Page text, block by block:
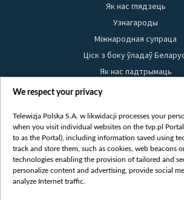
Як нас глядзець
Узнагароды
Міжнародная супраца
Ціск з боку ўладаў
Як нас падтрымаць
Правілы выкарыстання
Бяспека
Youtube
Белсат news
Белсат Shorts
We respect your privacy
Telewizja Polska S.A. w likwidacji processes your
when you visit individual websites on the tvp.pl
to as the Portal), including information saved using
track and store them, such as cookies, web beacons
technologies enabling the provision of tailored and
personalize content and advertising, provide social
analyze Internet traffic.